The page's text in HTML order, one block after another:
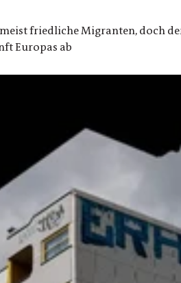
friedliche Migranten, doch
Europas ab